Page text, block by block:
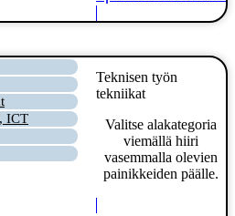
ICT
Teknisen työn
tekniikat
Valitse alakategoria
viemällä hiiri
vasemmalla olevien
painikkeiden päälle.